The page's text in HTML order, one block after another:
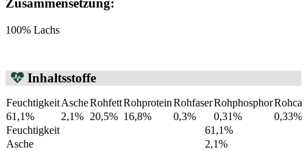
Zusammensetzung:
100% Lachs
Inhaltsstoffe
FeuchtigkeitAscheRohfettRohproteinRohfaserRohphosphor
61,1%
2,1% 20,5% 16,8% 0,3% 0,31%
0,33%
Feuchtigkeit
61,1%
Asche
2,1%